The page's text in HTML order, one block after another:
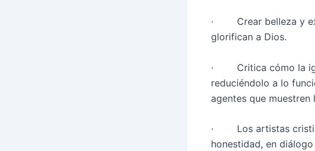
· Crear belleza y
glorifican a Dios.
· Critica cómo la
reduciéndolo a lo
agentes que muestren
· Los artistas
honestidad, en